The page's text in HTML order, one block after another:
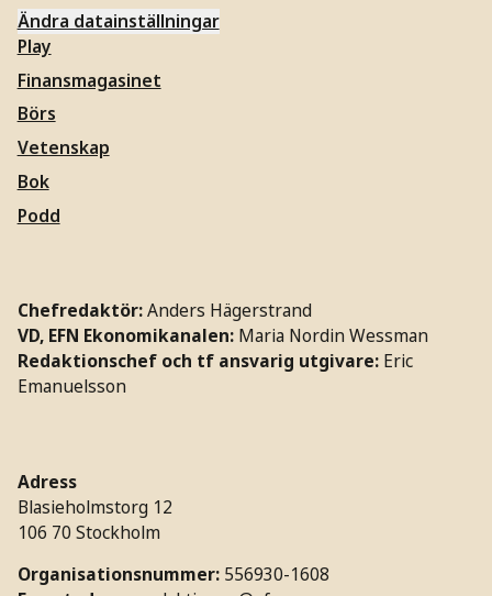
Ändra datainställningar
Play
Finansmagasinet
Börs
Vetenskap
Bok
Podd
Chefredaktör:Anders Hägerstrand
VD, EFN Ekonomikanalen: Maria Nordin Wessman
Redaktionschef och tf ansvarig utgivare: Eric
Emanuelsson
Adress
Blasieholmstorg 12
106 70 Stockholm
Organisationsnummer: 556930-1608